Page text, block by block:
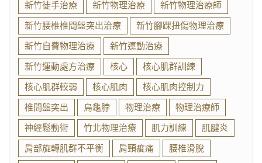
新竹徒手治療 新竹物理治療
新竹物理治療師
新竹腰椎椎間盤突出治療
新竹腳踝扭傷物理治療
新竹自費物理治療
新竹運動治療
新竹運動處方治療
核心
核心肌群訓練
核心肌群較弱
核心肌肉
核心肌肉控制力
椎間盤突出
烏龜脖 物理治療
物理治療師
神經鬆動術
竹北物理治療 肌力訓練
肌腱炎
肩部旋轉肌群不平衡
肩頸痠痛
腰椎滑脫